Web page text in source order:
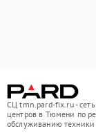
СЦ tmn.pard-fix.ru -
центров в Тюмени по
обслуживанию техники